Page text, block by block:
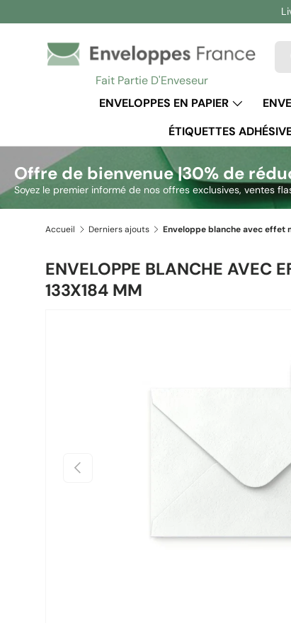
Aller au contenu
Fait Partie D'Enveseur
ENVELOPPES EN PAPIER
ÉTIQUETTES
Offre de bienvenue |30% de
Soyez le premier informé de nos offres exclusives, ventes
Accueil Derniers ajouts
ENVELOPPE BLANCHE AVEC
133X184 MM
Précédent